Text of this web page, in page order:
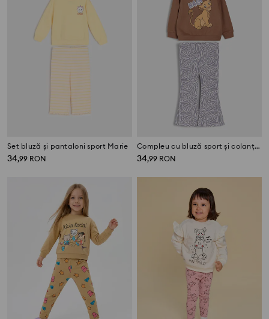
Set bluză și pantaloni sport Marie
34,99 RON
Compleu cu bluză sport și colanți Lion King
34,99 RON